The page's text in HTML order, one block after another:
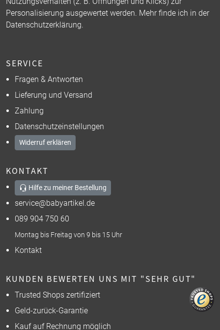
Personalisierung ausgewertet werden. Mehr finde ich in der
Datenschutzerklärung.
SERVICE
Fragen & Antworten
Lieferung und Versand
Zahlung
Datenschutzeinstellungen
Widerruf erklären
KONTAKT
Hilfe zu meiner Bestellung
service@babyartikel.de
089 904 750 60
Montag bis Freitag von 9 bis 15 Uhr
Kontakt
KUNDEN BEWERTEN UNS MIT "SEHR GUT"
Trusted Shops zertifiziert
Geld-zurück-Garantie
Kauf auf Rechnung möglich